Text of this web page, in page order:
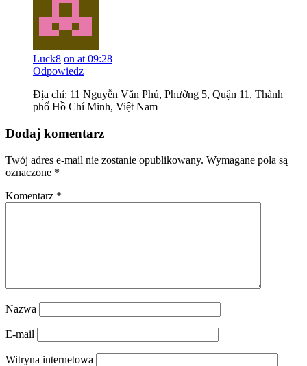
Luck8 on at 09:28
Odpowiedz
Địa chỉ: 11 Nguyễn Văn Phú, Phường 5, Quận 11, Thành
phố Hồ Chí Minh, Việt Nam
Dodaj komentarz
Twój adres e-mail nie zostanie opublikowany. Wymagane pola są
oznaczone *
Komentarz *
Nazwa
E-mail
Witryna internetowa